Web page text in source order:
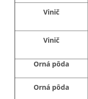
Vinič
Vinič
Orná pôda
Orná pôda